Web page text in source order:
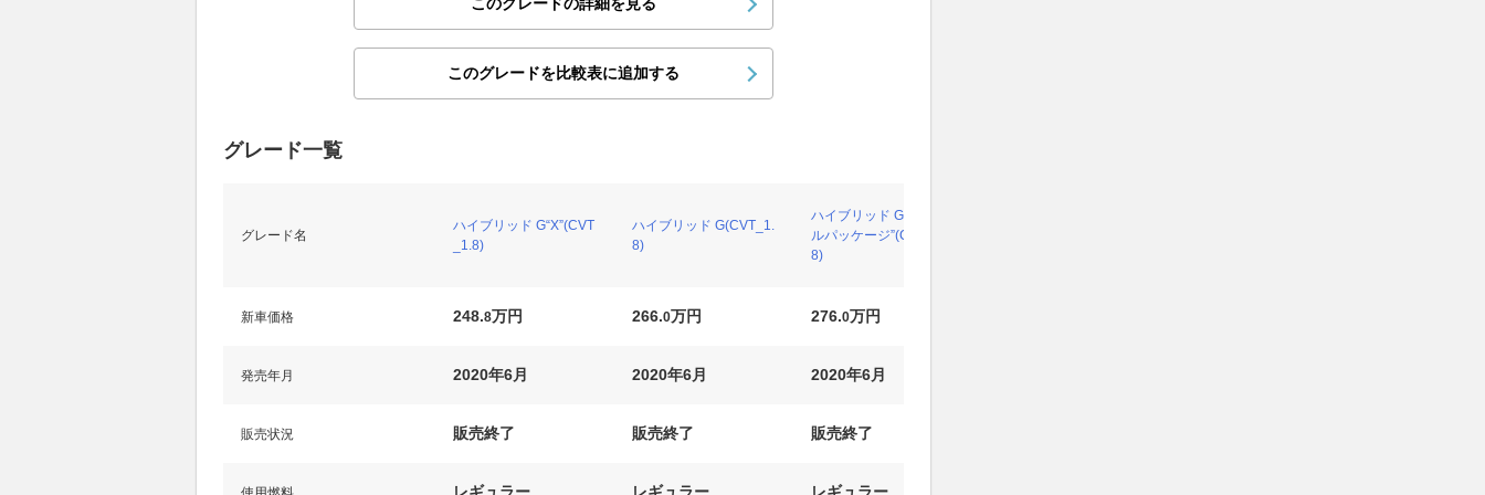
このグレードの詳細を見る
このグレードを比較表に追加する
グレード一覧
グレード名
ハイブリッド G“X”(CVT
_1.8)
ハイブリッド G(CVT_1.
8)
ハイブリッド G“スタイ
ルパッケージ”(CVT_1.
8)
新車価格 248.8万円 266.0万円 276.0万円
発売年月 2020年6月 2020年6月 2020年6月
販売状況 販売終了 販売終了 販売終了